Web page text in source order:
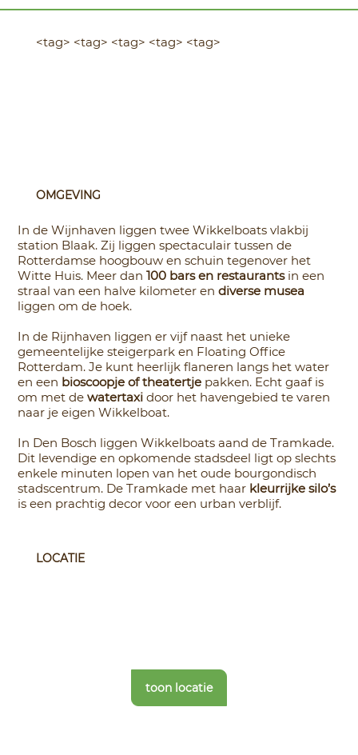
<tag> <tag> <tag> <tag> <tag>
In de Wijnhaven liggen twee Wikkelboats vlakbij
station Blaak. Zij liggen spectaculair tussen de
Rotterdamse hoogbouw en schuin tegenover het
Witte Huis. Meer dan 100 bars en restaurantsin een
straal van een halve kilometer en diverse musea
liggen om de hoek.
In de Rijnhaven liggen er vijf naast het unieke
gemeentelijke steigerpark en Floating Office
Rotterdam. Je kunt heerlijk flaneren langs het water
en een bioscoopje of theatertje pakken. Echt gaaf is
om met dewatertaxidoor het havengebied te varen
naar je eigen Wikkelboat.
In Den Bosch liggen Wikkelboats aand de Tramkade.
Dit levendige en opkomende stadsdeel ligt op slechts
enkele minuten lopen van het oude bourgondisch
stadscentrum. De Tramkade met haar kleurrijke silo’s
is een prachtig decor voor een urban verblijf.
OMGEVING
LOCATIE
toon locatie